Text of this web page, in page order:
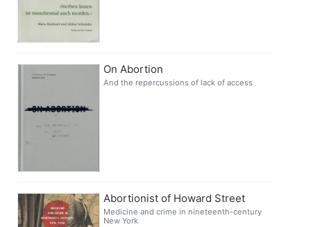
On Abortion
And the repercussions of lack of access
Abortionist of Howard Street
Medicine and crime in nineteenth-century
New York